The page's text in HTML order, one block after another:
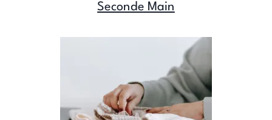
Seconde Main